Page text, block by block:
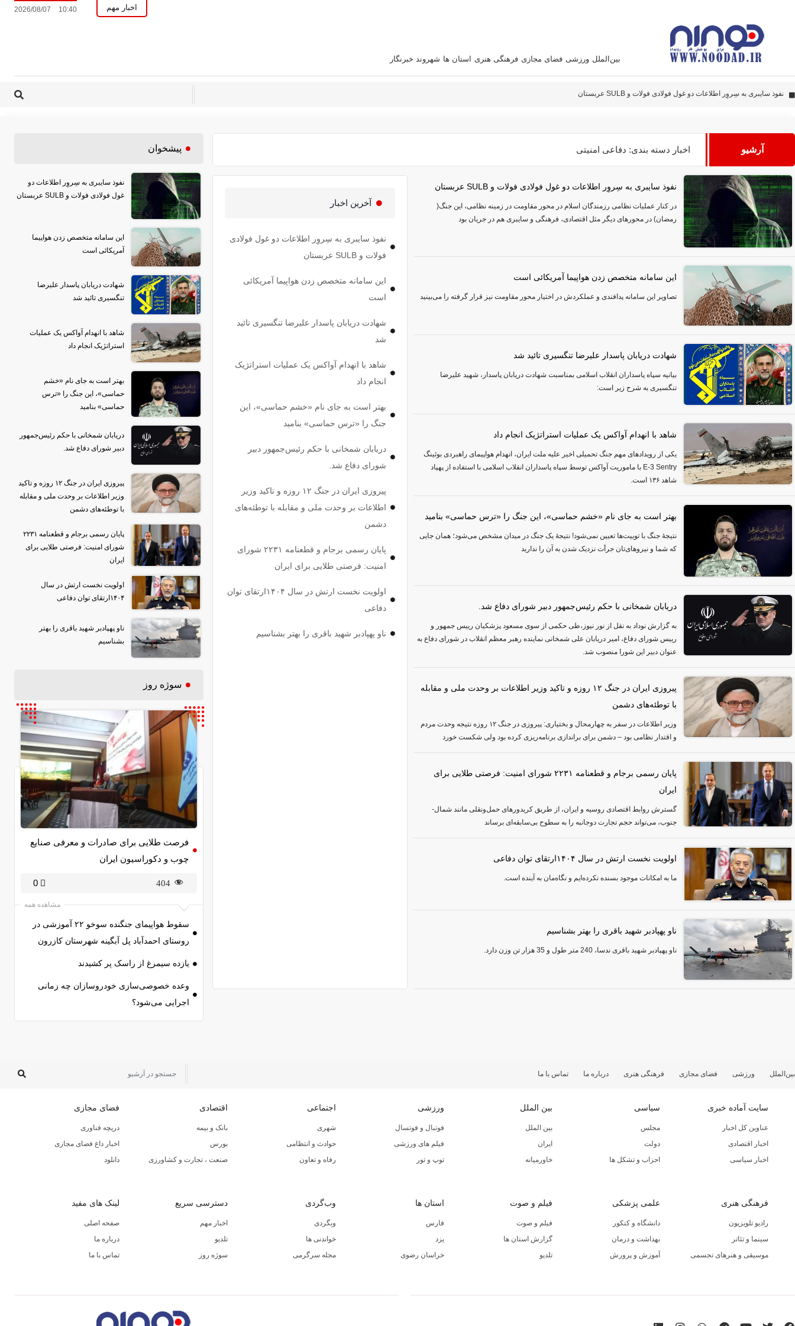
اخبار مهم 10:40
2026/08/07
بین‌الملل ورزشی فضای مجازی فرهنگی هنری استان‌ ها شهروند خبرنگار
دادستانی
این سامانه متخصص زدن هواپیما آمریکائی است
پهپاد‌های ایران به نقاط مهمی اصابت کرده‌اند
آرشیو اخبار دسته بندی: دفاعی امنیتی
نفوذ سایبری به سِروِر اطلاعات دو غول فولادی فولات و SULB عربستان
در کنار عملیات نظامی رزمندگان اسلام در محور مقاومت در زمینه نظامی، این جنگ(
رمضان) در محورهای دیگر مثل اقتصادی، فرهنگی و سایبری هم در جریان بود
این سامانه متخصص زدن هواپیما آمریکائی است
تصاویر این سامانه پدافندی و عملکردش در اختیار محور مقاومت نیز قرار گرفته را می‌بینید
شهادت دریابان پاسدار علیرضا تنگسیری تائید شد
بیانیه سپاه پاسداران انقلاب اسلامی بمناسبت شهادت دریابان پاسدار، شهید علیرضا
تنگسیری به شرح زیر است:
شاهد با انهدام آواکس یک عملیات استراتژیک انجام داد
یکی از رویدادهای مهم جنگ تحمیلی اخیر علیه ملت ایران، انهدام هواپیمای راهبردی بوئینگ
E-3 Sentry با ماموریت آواکس توسط سپاه پاسداران انقلاب اسلامی با استفاده از پهپاد
شاهد ۱۳۶ است.
بهتر است به جای نام «خشم حماسی»، این جنگ را «ترس حماسی» بنامید
نتیجهٔ جنگ با توییت‌ها تعیین نمی‌شود! نتیجهٔ یک جنگ در میدان مشخص می‌شود؛ همان جایی
که شما و نیروهای‌تان جرأت نزدیک شدن به آن را ندارید
دریابان شمخانی با حکم رئیس‌جمهور دبیر شورای دفاع شد.
به گزارش نوداد به نقل از نور نیوز،طی حکمی از سوی مسعود پزشکیان رییس جمهور و
رییس شورای دفاع، امیر دریابان علی شمخانی نماینده رهبر معظم انقلاب در شورای دفاع به
عنوان دبیر این شورا منصوب شد.
پیروزی ایران در جنگ ۱۲ روزه و تاکید وزیر اطلاعات بر وحدت ملی و مقابله
با توطئه‌های دشمن
وزیر اطلاعات در سفر به چهارمحال و بختیاری: پیروزی در جنگ ۱۲ روزه نتیجه وحدت مردم
و اقتدار نظامی بود – دشمن برای براندازی برنامه‌ریزی کرده بود ولی شکست خورد
پایان رسمی برجام و قطعنامه ۲۲۳۱ شورای امنیت: فرصتی طلایی برای
ایران
گسترش روابط اقتصادی روسیه و ایران، از طریق کریدورهای حمل‌ونقلی مانند شمال-
جنوب، می‌تواند حجم تجارت دوجانبه را به سطوح بی‌سابقه‌ای برساند
اولویت نخست ارتش در سال ۱۴۰۴ارتقای توان دفاعی
ما به امکانات موجود بسنده نکرده‌ایم و نگاه‌مان به آینده است.
ناو پهپادبر شهید باقری را بهتر بشناسیم
ناو پهپادبر شهید باقری ندسا، 240 متر طول و 35 هزار تن وزن دارد.
آخرین اخبار
نفوذ سایبری به سِروِر اطلاعات دو غول فولادی
فولات و SULB عربستان
این سامانه متخصص زدن هواپیما آمریکائی
است
شهادت دریابان پاسدار علیرضا تنگسیری تائید
شد
شاهد با انهدام آواکس یک عملیات استراتژیک
انجام داد
بهتر است به جای نام «خشم حماسی»، این
جنگ را «ترس حماسی» بنامید
دریابان شمخانی با حکم رئیس‌جمهور دبیر
شورای دفاع شد.
پیروزی ایران در جنگ ۱۲ روزه و تاکید وزیر
اطلاعات بر وحدت ملی و مقابله با توطئه‌های
دشمن
پایان رسمی برجام و قطعنامه ۲۲۳۱ شورای
امنیت: فرصتی طلایی برای ایران
اولویت نخست ارتش در سال ۱۴۰۴ارتقای توان
دفاعی
ناو پهپادبر شهید باقری را بهتر بشناسیم
پیشخوان
نفوذ سایبری به سِروِر اطلاعات دو
غول فولادی فولات و SULB عربستان
این سامانه متخصص زدن هواپیما
آمریکائی است
شهادت دریابان پاسدار علیرضا
تنگسیری تائید شد
شاهد با انهدام آواکس یک عملیات
استراتژیک انجام داد
بهتر است به جای نام «خشم
حماسی»، این جنگ را «ترس
حماسی» بنامید
دریابان شمخانی با حکم رئیس‌جمهور
دبیر شورای دفاع شد.
پیروزی ایران در جنگ ۱۲ روزه و تاکید
وزیر اطلاعات بر وحدت ملی و مقابله
با توطئه‌های دشمن
پایان رسمی برجام و قطعنامه ۲۲۳۱
شورای امنیت: فرصتی طلایی برای
ایران
اولویت نخست ارتش در سال
۱۴۰۴ارتقای توان دفاعی
ناو پهپادبر شهید باقری را بهتر
بشناسیم
سوژه روز
فرصت طلایی برای صادرات و معرفی صنایع
چوب و دکوراسیون ایران
404
0
مشاهده همه
سقوط هواپیمای جنگنده سوخو ۲۲ آموزشی در
روستای احمدآباد پل آبگینه شهرستان کازرون
یازده سیمرغ از راسک پر کشیدند
وعده خصوصی‌سازی خودروسازان چه زمانی
اجرایی می‌شود؟
بین‌الملل ورزشی فضای مجازی فرهنگی هنری درباره ما تماس با ما
سایت آماده خبری
عناوین کل اخبار
اخبار اقتصادی
اخبار سیاسی
سیاسی
مجلس
دولت
احزاب و تشکل ها
بین الملل
بین الملل
ایران
خاورمیانه
ورزشی
فوتبال و فوتسال
فیلم های ورزشی
توپ و تور
اجتماعی
شهری
حوادث و انتظامی
رفاه و تعاون
اقتصادی
بانک و بیمه
بورس
صنعت ، تجارت و کشاورزی
فضای مجازی
دریچه فناوری
اخبار داغ فضای مجازی
دانلود
فرهنگی هنری
رادیو تلویزیون
سینما و تئاتر
موسیقی و هنرهای تجسمی
علمی پزشکی
دانشگاه و کنکور
بهداشت و درمان
آموزش و پرورش
فیلم و صوت
فیلم و صوت
گزارش استان ها
تلدیو
استان ها
فارس
یزد
خراسان رضوی
وب‌گردی
وبگردی
خواندنی ها
مجله سرگرمی
دسترسی سریع
اخبار مهم
تلدیو
سوژه روز
لینک های مفید
صفحه اصلی
درباره ما
تماس با ما